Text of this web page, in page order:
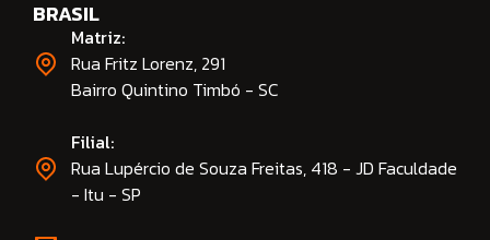
BRASIL
Matriz:
Rua Fritz Lorenz, 291
Bairro Quintino Timbó - SC
Filial:
Rua Lupércio de Souza Freitas, 418 - JD Faculdade
- Itu - SP